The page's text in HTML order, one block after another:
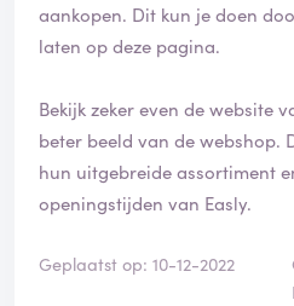
aankopen. Dit kun je doen
laten op deze pagina.
Bekijk zeker even de website
beter beeld van de webshop.
hun uitgebreide assortiment
openingstijden van Easly.
Geplaatst op: 10-12-2022